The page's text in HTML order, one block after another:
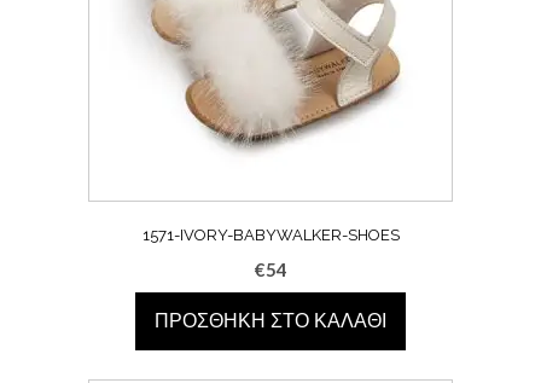
1571-IVORY-BABYWALKER-SHOES
€54
ΠΡΟΣΘΉΚΗ ΣΤΟ ΚΑΛΆΘΙ